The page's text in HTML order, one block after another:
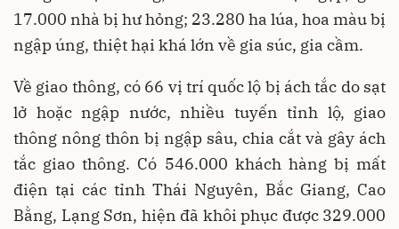
17.000 nhà bị hư hỏng; 23.280 ha lúa, hoa màu bị
ngập úng, thiệt hại khá lớn về gia súc, gia cầm.
Về giao thông, có 66 vị trí quốc lộ bị ách tắc do sạt
lở hoặc ngập nước, nhiều tuyến tỉnh lộ, giao
thông nông thôn bị ngập sâu, chia cắt và gây ách
tắc giao thông. Có 546.000 khách hàng bị mất
điện tại các tỉnh Thái Nguyên, Bắc Giang, Cao
Bằng, Lạng Sơn, hiện đã khôi phục được 329.000